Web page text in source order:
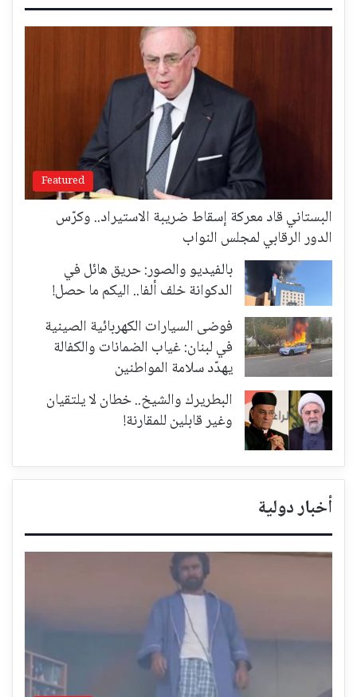
Featured
البستاني قاد معركة إسقاط ضريبة الاستيراد.. وكرّس
الدور الرقابي لمجلس النواب
بالفيديو والصور: حريق هائل في
الدكوانة خلف ألفا.. اليكم ما حصل!
فوضى السيارات الكهربائية الصينية
في لبنان: غياب الضمانات والكفالة
يهدّد سلامة المواطنين
البطريرك والشيخ.. خطان لا يلتقيان
وغير قابلين للمقارنة!
أخبار دولية